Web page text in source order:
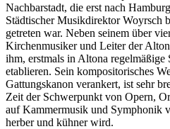
Nachbarstadt, die erst nach
Städtischer Musikdirektor Woyrsch
getreten war. Neben seinem über
Kirchenmusiker und Leiter der
ihm, erstmals in Altona regelmäßige
etablieren. Sein kompositorisches
Gattungskanon verankert, ist sehr
Zeit der Schwerpunkt von Opern,
auf Kammermusik und Symphonik
herber und kühner wird.